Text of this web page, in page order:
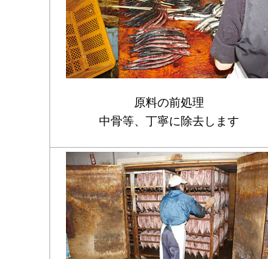
原料の前処理
中骨等、丁寧に除去します